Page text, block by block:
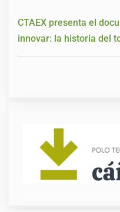
CTAEX presenta el
innovar: la historia del